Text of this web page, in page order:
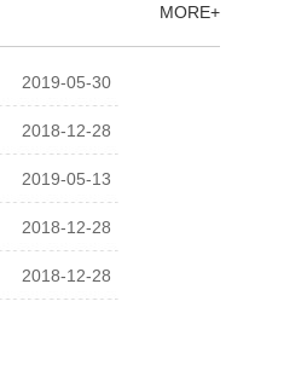
MORE+
2019-05-30
2018-12-28
2019-05-13
2018-12-28
2018-12-28